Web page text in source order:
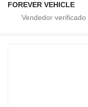
FOREVER VEHICLE